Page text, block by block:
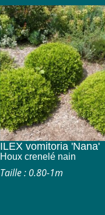
ILEX vomitoria 'Nana'
Houx crenelé nain
Taille : 0.80-1m